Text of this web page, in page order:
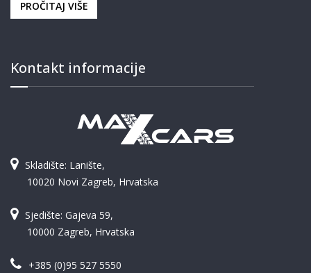
PROČITAJ VIŠE
Kontakt informacije
Skladište: Lanište,
10020 Novi Zagreb, Hrvatska
Sjedište: Gajeva 59,
10000 Zagreb, Hrvatska
+385 (0)95 527 5550